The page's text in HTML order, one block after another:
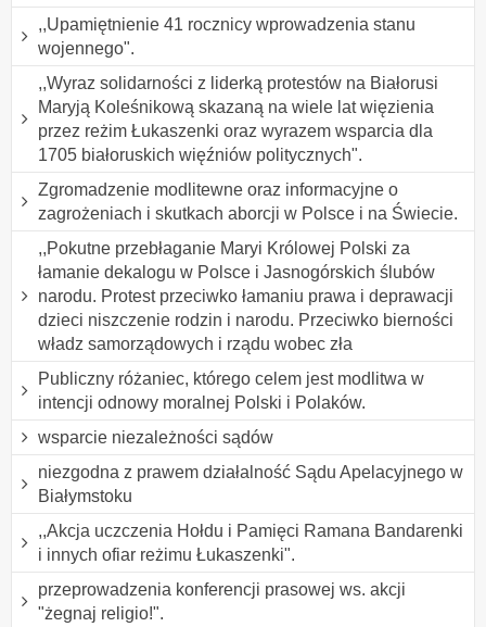
,,Upamiętnienie 41 rocznicy wprowadzenia stanu
wojennego".
,,Wyraz solidarności z liderką protestów na Białorusi
Maryją Koleśnikową skazaną na wiele lat więzienia
przez reżim Łukaszenki oraz wyrazem wsparcia dla
1705 białoruskich więźniów politycznych".
Zgromadzenie modlitewne oraz informacyjne o
zagrożeniach i skutkach aborcji w Polsce i na Świecie.
,,Pokutne przebłaganie Maryi Królowej Polski za
łamanie dekalogu w Polsce i Jasnogórskich ślubów
narodu. Protest przeciwko łamaniu prawa i deprawacji
dzieci niszczenie rodzin i narodu. Przeciwko bierności
władz samorządowych i rządu wobec zła
Publiczny różaniec, którego celem jest modlitwa w
intencji odnowy moralnej Polski i Polaków.
wsparcie niezależności sądów
niezgodna z prawem działalność Sądu Apelacyjnego w
Białymstoku
,,Akcja uczczenia Hołdu i Pamięci Ramana Bandarenki
i innych ofiar reżimu Łukaszenki".
przeprowadzenia konferencji prasowej ws. akcji
"żegnaj religio!".